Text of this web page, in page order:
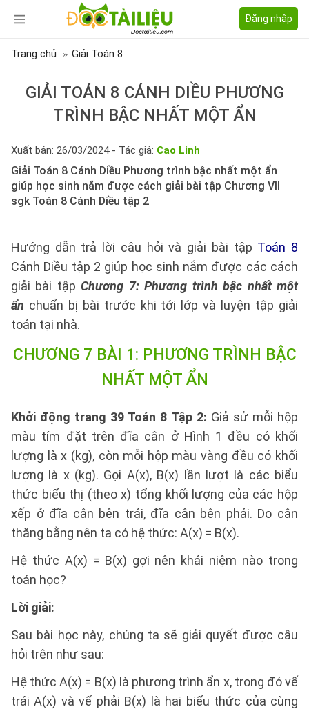
Đăng nhập
Trang chủ Giải Toán 8
GIẢI TOÁN 8 CÁNH DIỀU PHƯƠNG
TRÌNH BẬC NHẤT MỘT ẨN
Xuất bản: 26/03/2024 - Tác giả: Cao Linh
Giải Toán 8 Cánh Diều Phương trình bậc nhất một ẩn
giúp học sinh nắm được cách giải bài tập Chương VII
sgk Toán 8 Cánh Diều tập 2
Hướng dẫn trả lời câu hỏi và giải bài tập Toán 8
Cánh Diều tập 2 giúp học sinh nắm được các cách
giải bài tậpChương 7: Phương trình bậc nhất một
ẩn chuẩn bị bài trước khi tới lớp và luyện tập giải
toán tại nhà.
CHƯƠNG 7 BÀI 1: PHƯƠNG TRÌNH BẬC
NHẤT MỘT ẨN
Khởi động trang 39 Toán 8 Tập 2: Giả sử mỗi hộp
màu tím đặt trên đĩa cân ở Hình 1 đều có khối
lượng là x (kg), còn mỗi hộp màu vàng đều có khối
lượng là x (kg). Gọi A(x), B(x) lần lượt là các biểu
thức biểu thị (theo x) tổng khối lượng của các hộp
xếp ở đĩa cân bên trái, đĩa cân bên phải. Do cân
thăng bằng nên ta có hệ thức: A(x) = B(x).
Hệ thức A(x) = B(x) gợi nên khái niệm nào trong
toán học?
Lời giải:
Sau bài học này, chúng ta sẽ giải quyết được câu
hỏi trên như sau:
Hệ thức A(x) = B(x) là phương trình ẩn x, trong đó vế
trái A(x) và vế phải B(x) là hai biểu thức của cùng